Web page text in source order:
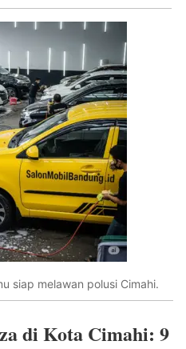
siap melawan polusi Cimahi.
di Kota Cimahi: 9